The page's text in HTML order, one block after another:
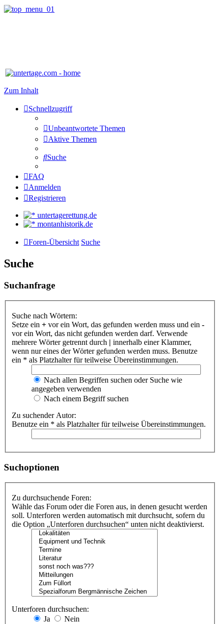
Zum Inhalt
Schnellzugriff
Unbeantwortete Themen
Aktive Themen
Suche
FAQ
Anmelden
Registrieren
untertagerettung.de
montanhistorik.de
Foren-Übersicht Suche
Suche
Suchanfrage
Suche nach Wörtern:
Setze ein + vor ein Wort, das gefunden werden muss und ein -
vor ein Wort, das nicht gefunden werden darf. Verwende
mehrere Wörter getrennt durch | innerhalb einer Klammer,
wenn nur eines der Wörter gefunden werden muss. Benutze
ein * als Platzhalter für teilweise Übereinstimmungen.
Nach allen Begriffen suchen oder Suche wie
angegeben verwenden
Nach einem Begriff suchen
Zu suchender Autor:
Benutze ein * als Platzhalter für teilweise Übereinstimmungen.
Suchoptionen
Zu durchsuchende Foren:
Wähle das Forum oder die Foren aus, in denen gesucht werden
soll. Unterforen werden automatisch mit durchsucht, sofern du
die Option „Unterforen durchsuchen“ unten nicht deaktivierst.
Unterforen durchsuchen:
Ja
Nein